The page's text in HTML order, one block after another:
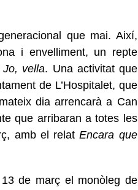
que mai. Així,
i envelliment, un repte
Jo, vella. Una activitat que
de L’Hospitalet, que
dia arrencarà a Can
que arribaran a totes les
amb el relatEncara que
de març el monòleg de